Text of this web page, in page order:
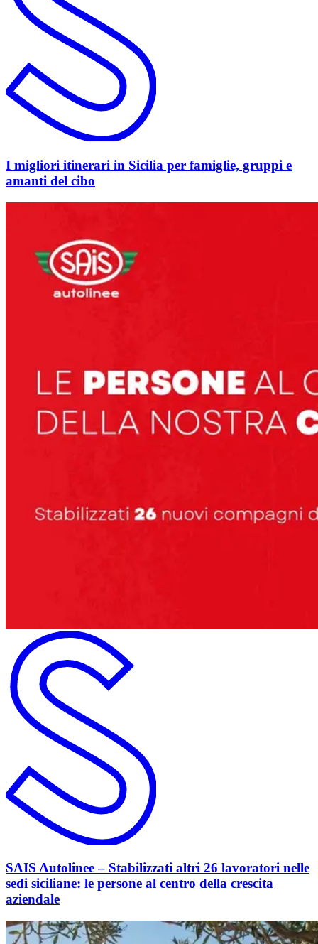
I migliori itinerari in Sicilia per famiglie, gruppi e
amanti del cibo
SAIS Autolinee – Stabilizzati altri 26 lavoratori nelle
sedi siciliane: le persone al centro della crescita
aziendale